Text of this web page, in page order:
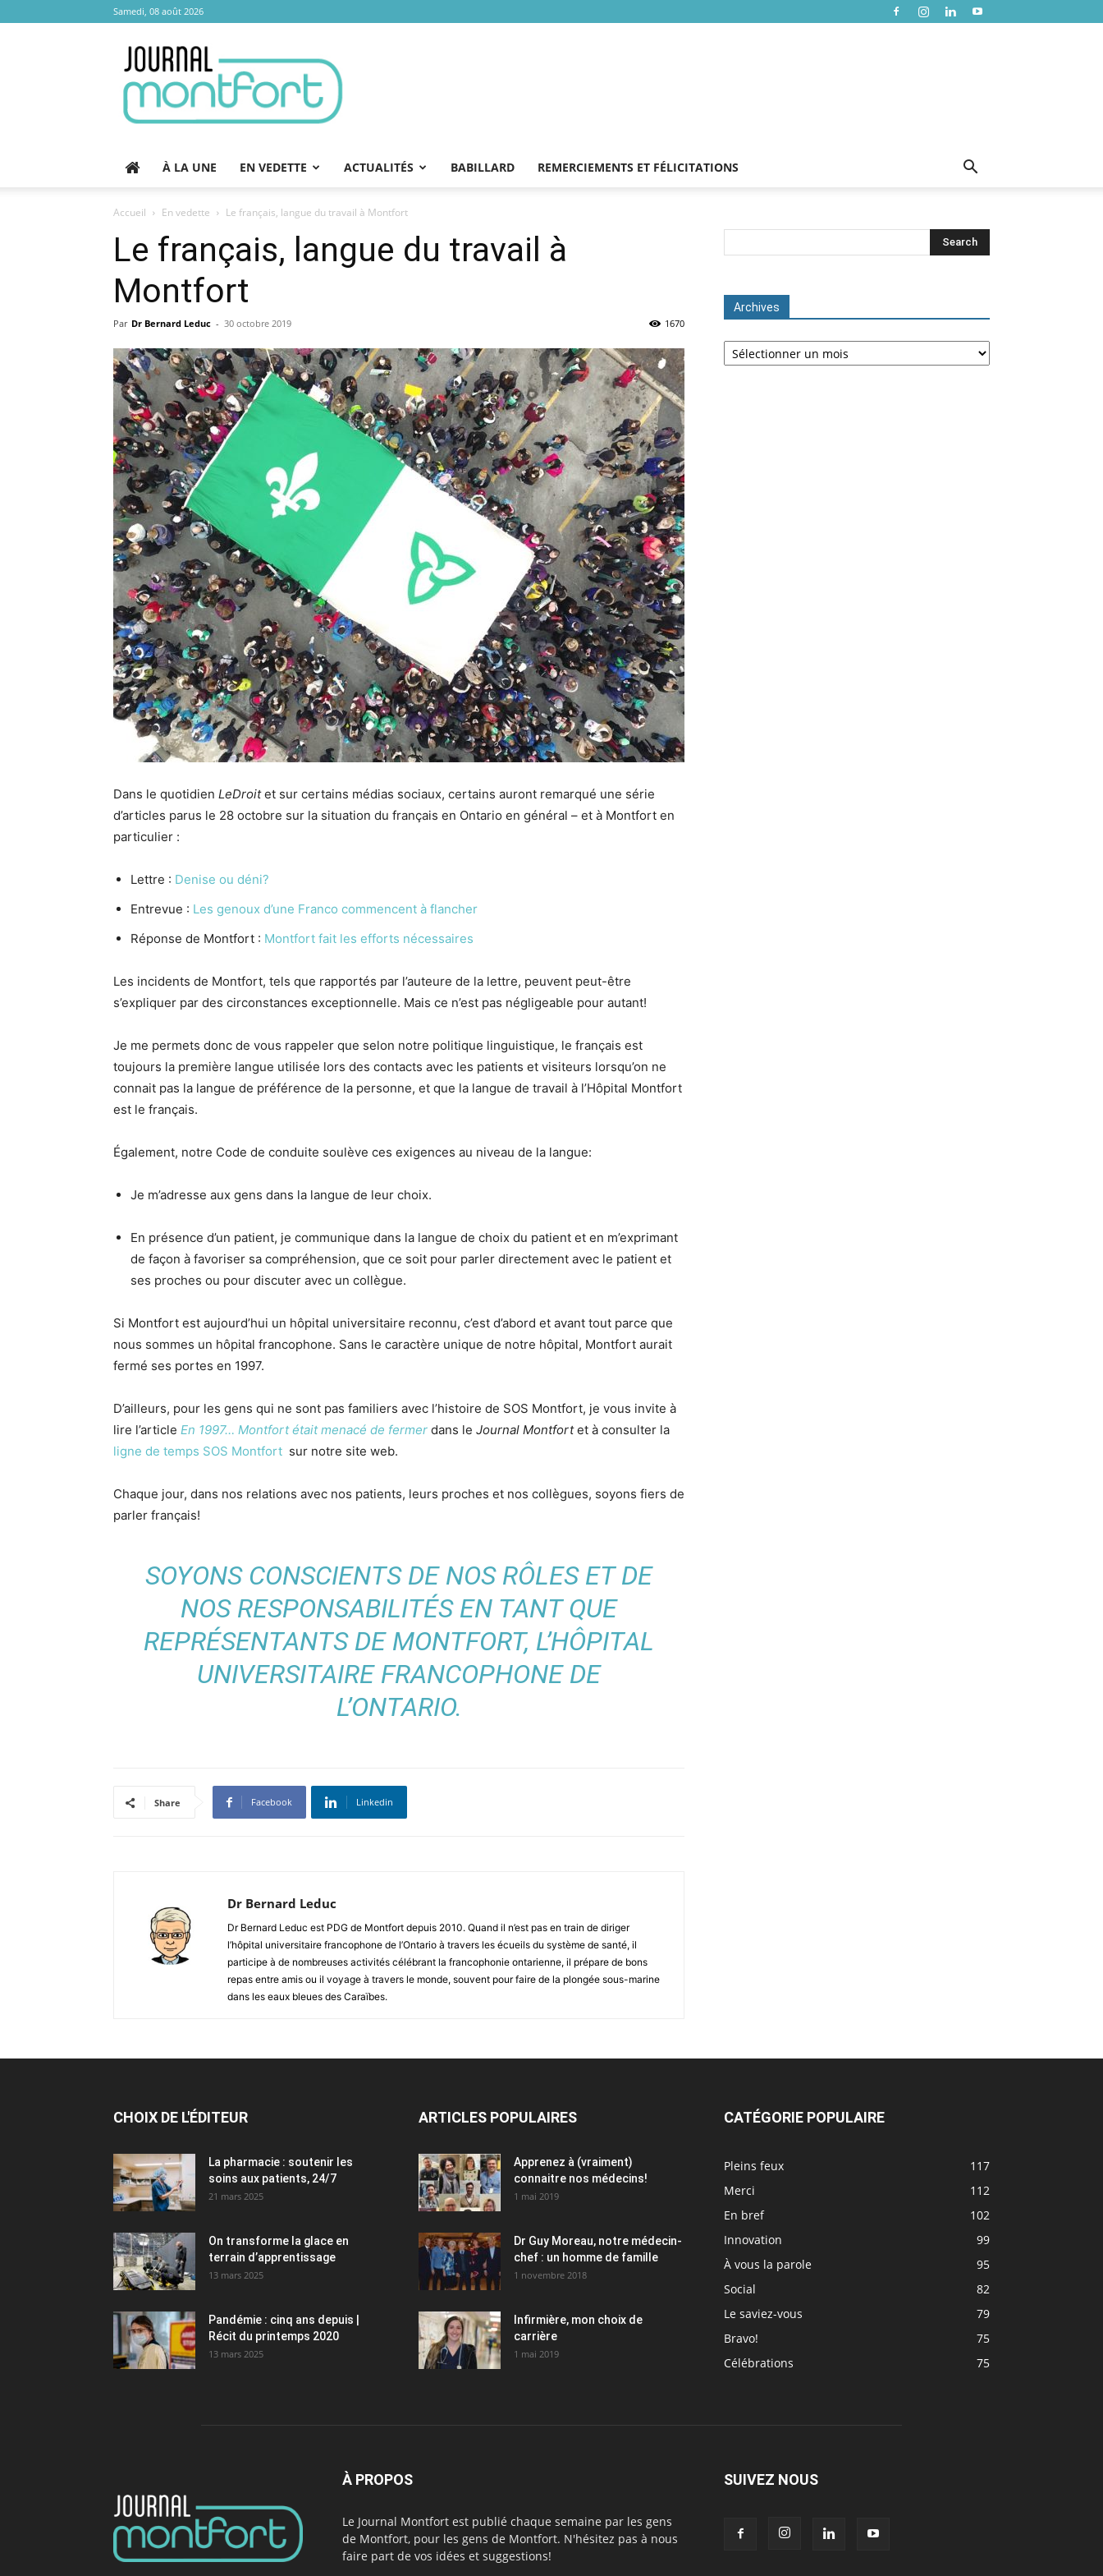
Samedi, 08 août 2026
Montfort
À LA UNE EN VEDETTE ACTUALITÉS BABILLARD REMERCIEMENTS ET FÉLICITATIONS
Accueil En vedette Le français, langue du travail à Montfort
Le français, langue du travail à
Montfort
Par Dr Bernard Leduc - 30 octobre 2019 1670
Dans le quotidien LeDroitet sur certains médias sociaux, certains auront remarqué une série
d’articles parus le 28 octobre sur la situation du français en Ontario en général – et à Montfort en
particulier :
Lettre : Denise ou déni?
Entrevue : Les genoux d’une Franco commencent à flancher
Réponse de Montfort : Montfort fait les efforts nécessaires
Les incidents de Montfort, tels que rapportés par l’auteure de la lettre, peuvent peut-être
s’expliquer par des circonstances exceptionnelle. Mais ce n’est pas négligeable pour autant!
Je me permets donc de vous rappeler que selon notre politique linguistique, le français est
toujours la première langue utilisée lors des contacts avec les patients et visiteurs lorsqu’on ne
connait pas la langue de préférence de la personne, et que la langue de travail à l’Hôpital Montfort
est le français.
Également, notre Code de conduite soulève ces exigences au niveau de la langue:
Je m’adresse aux gens dans la langue de leur choix.
En présence d’un patient, je communique dans la langue de choix du patient et en m’exprimant
de façon à favoriser sa compréhension, que ce soit pour parler directement avec le patient et
ses proches ou pour discuter avec un collègue.
Si Montfort est aujourd’hui un hôpital universitaire reconnu, c’est d’abord et avant tout parce que
nous sommes un hôpital francophone. Sans le caractère unique de notre hôpital, Montfort aurait
fermé ses portes en 1997.
D’ailleurs, pour les gens qui ne sont pas familiers avec l’histoire de SOS Montfort, je vous invite à
lire l’article En 1997… Montfort était menacé de fermer dans le Journal Montfortet à consulter la
ligne de temps SOS Montfort sur notre site web.
Chaque jour, dans nos relations avec nos patients, leurs proches et nos collègues, soyons fiers de
parler français!
SOYONS CONSCIENTS DE NOS RÔLES ET DE
NOS RESPONSABILITÉS EN TANT QUE
REPRÉSENTANTS DE MONTFORT, L’HÔPITAL
UNIVERSITAIRE FRANCOPHONE DE
L’ONTARIO.
Share Facebook Linkedin
Dr Bernard Leduc
Dr Bernard Leduc est PDG de Montfort depuis 2010. Quand il n’est pas en train de diriger
l’hôpital universitaire francophone de l’Ontario à travers les écueils du système de santé, il
participe à de nombreuses activités célébrant la francophonie ontarienne, il prépare de bons
repas entre amis ou il voyage à travers le monde, souvent pour faire de la plongée sous-marine
dans les eaux bleues des Caraïbes.
Archives
Archives
CHOIX DE L'ÉDITEUR
La pharmacie : soutenir les
soins aux patients, 24/7
21 mars 2025
On transforme la glace en
terrain d’apprentissage
13 mars 2025
Pandémie : cinq ans depuis |
Récit du printemps 2020
13 mars 2025
ARTICLES POPULAIRES
Apprenez à (vraiment)
connaitre nos médecins!
1 mai 2019
Dr Guy Moreau, notre médecin-
chef : un homme de famille
1 novembre 2018
Infirmière, mon choix de
carrière
1 mai 2019
CATÉGORIE POPULAIRE
Pleins feux
117
Merci
112
En bref
102
Innovation
99
À vous la parole
95
Social
82
Le saviez-vous
79
Bravo!
75
Célébrations
75
À PROPOS
Le Journal Montfort est publié chaque semaine par les gens
de Montfort, pour les gens de Montfort. N'hésitez pas à nous
faire part de vos idées et suggestions!
SUIVEZ NOUS